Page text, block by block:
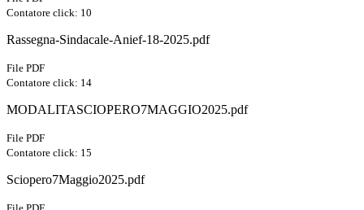
Contatore click: 10
Rassegna-Sindacale-Anief-18-2025.pdf
File PDF
Contatore click: 14
MODALITASCIOPERO7MAGGIO2025.pdf
File PDF
Contatore click: 15
Sciopero7Maggio2025.pdf